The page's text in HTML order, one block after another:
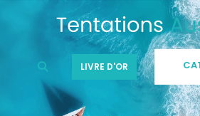
LIVRE D'OR